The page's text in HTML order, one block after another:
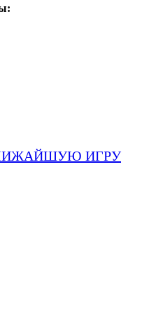
ИГРУ